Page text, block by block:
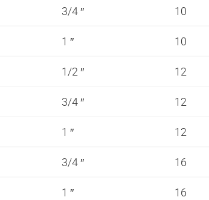
3/4 ″ 10
1 ″ 10
1/2 ″ 12
3/4 ″ 12
1 ″ 12
3/4 ″ 16
1 ″ 16